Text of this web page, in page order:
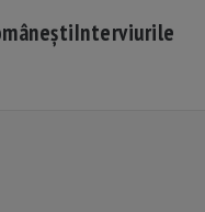
Interviurile